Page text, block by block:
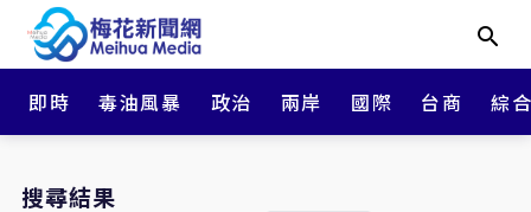
即時 毒油風暴 政治 兩岸 國際 台商 綜
搜尋結果